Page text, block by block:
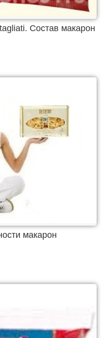
Состав макарон
макарон